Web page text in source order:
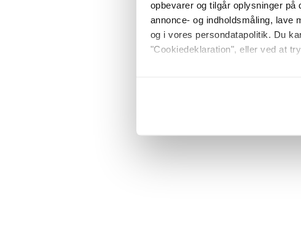
opbevarer og tilgår oplysninger på
annonce- og indholdsmåling, lave
og i vores persondatapolitik. Du
"Cookiedeklaration", eller ved at
Identificere din enhed